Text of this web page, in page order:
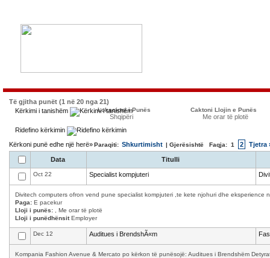
Të gjitha punët (1 në 20 nga 21)
Kërkimi i tanishëm
Lokacioni i Punës
Shqipëri
Caktoni Llojin e Punës
Me orar të plotë
Ridefino kërkimin
Kërkoni punë edhe një herë»Paraqiti: Shkurtimisht | Gjerësishtë Faqja: 1 2 Tjetra
Data Titulli
Oct 22 Specialist kompjuteri
Divitech computers ofron vend pune specialist kompjuteri ,te kete njohuri dhe eksperience
Paga: E pacekur
Lloji i punës: , Me orar të plotë
Lloji i punëdhënsitEmployer
Dec 12 Auditues i BrendshÃ«m
Kompania Fashion Avenue & Mercato po kërkon të punësojë: Auditues i Brendshëm